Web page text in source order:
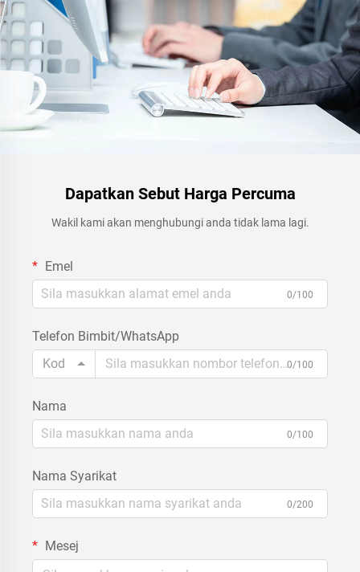
Dapatkan Sebut Harga Percuma
Wakil kami akan menghubungi anda tidak lama lagi.
Emel
0/100
Telefon Bimbit/WhatsApp
Kod
0/100
Nama
0/100
Nama Syarikat
0/200
Mesej